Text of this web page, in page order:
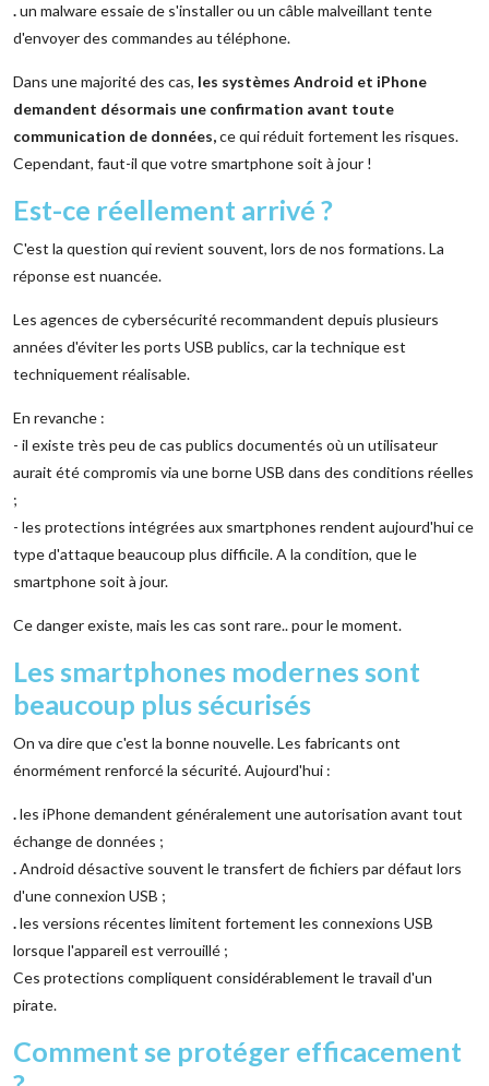
.un malware essaie de s'installer ou un câble malveillant tente
d'envoyer des commandes au téléphone.
Dans une majorité des cas, les systèmes Android et iPhone
demandent désormais une confirmation avant toute
communication de données,ce qui réduit fortement les risques.
Cependant, faut-il que votre smartphone soit à jour !
Est-ce réellement arrivé ?
C'est la question qui revient souvent, lors de nos formations. La
réponse est nuancée.
Les agences de cybersécurité recommandent depuis plusieurs
années d'éviter les ports USB publics, car la technique est
techniquement réalisable.
En revanche :
- il existe très peu de cas publics documentés où un utilisateur
aurait été compromis via une borne USB dans des conditions réelles
;
- les protections intégrées aux smartphones rendent aujourd'hui ce
type d'attaque beaucoup plus difficile. A la condition, que le
smartphone soit à jour.
Ce danger existe, mais les cas sont rare.. pour le moment.
Les smartphones modernes sont
beaucoup plus sécurisés
On va dire que c'est la bonne nouvelle. Les fabricants ont
énormément renforcé la sécurité. Aujourd'hui :
.les iPhone demandent généralement une autorisation avant tout
échange de données ;
.Android désactive souvent le transfert de fichiers par défaut lors
d'une connexion USB ;
.les versions récentes limitent fortement les connexions USB
lorsque l'appareil est verrouillé ;
Ces protections compliquent considérablement le travail d'un
pirate.
Comment se protéger efficacement